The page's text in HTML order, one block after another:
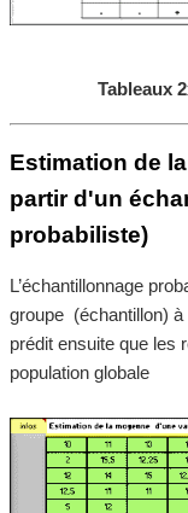
Tableaux
Estimation de
partir d'un
probabiliste)
L’échantillonnage
groupe (échantillon) à
prédit ensuite que les
population globale